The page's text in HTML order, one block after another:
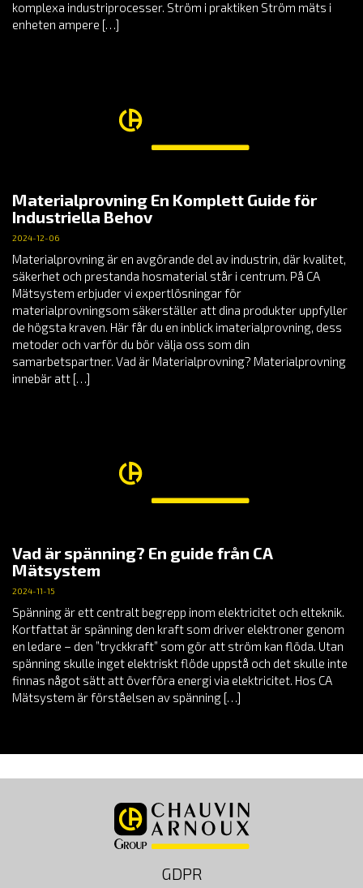
komplexa industriprocesser. Ström i praktiken Ström mäts i
enheten ampere […]
Materialprovning En Komplett Guide för
Industriella Behov
2024-12-06
Materialprovning är en avgörande del av industrin, där kvalitet,
säkerhet och prestanda hosmaterial står i centrum. På CA
Mätsystem erbjuder vi expertlösningar för
materialprovningsom säkerställer att dina produkter uppfyller
de högsta kraven. Här får du en inblick imaterialprovning, dess
metoder och varför du bör välja oss som din
samarbetspartner. Vad är Materialprovning? Materialprovning
innebär att […]
Vad är spänning? En guide från CA
Mätsystem
2024-11-15
Spänning är ett centralt begrepp inom elektricitet och elteknik.
Kortfattat är spänning den kraft som driver elektroner genom
en ledare – den ”tryckkraft” som gör att ström kan flöda. Utan
spänning skulle inget elektriskt flöde uppstå och det skulle inte
finnas något sätt att överföra energi via elektricitet. Hos CA
Mätsystem är förståelsen av spänning […]
GDPR